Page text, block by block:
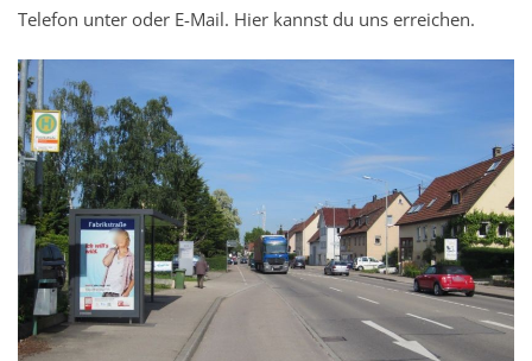
Telefon unter oder E-Mail. Hier kannst du uns erreichen.